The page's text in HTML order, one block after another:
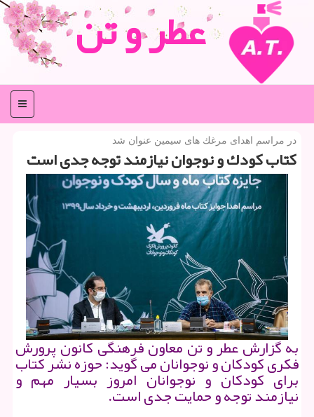
عطر و تن
منو
در مراسم اهدای مرغك های سیمین عنوان شد
كتاب كودك و نوجوان نیازمند توجه جدی است
به گزارش عطر و تن معاون فرهنگی كانون پرورش
فكری كودكان و نوجوانان می گوید: حوزه نشر كتاب
برای كودكان و نوجوانان امروز بسیار مهم و
نیازمند توجه و حمایت جدی است.